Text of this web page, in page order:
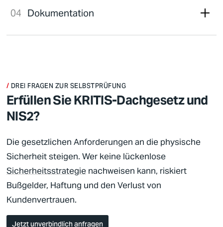
Dokumentation
DREI FRAGEN ZUR SELBSTPRÜFUNG
Erfüllen Sie KRITIS-Dachgesetz und
NIS2?
Die gesetzlichen Anforderungen an die physische
Sicherheitsteigen. Wer keine lückenlose
Sicherheitsstrategie nachweisen kann, riskiert
Bußgelder, Haftung und den Verlust von
Kundenvertrauen.